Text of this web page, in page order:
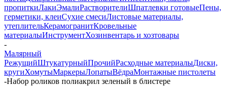
пропиткиЛакиЭмалиРастворителиШпатлевки готовыеПены,
герметики, клеиСухие смесиЛистовые материалы,
утеплительКерамогранитКровельные
материалыИнструментХозинвентарь и хозтовары
-
Малярный
РежущийШтукатурныйПрочийРасходные материалыДиски,
кругиХомутыМаркерыЛопатыВёдраМонтажные пистолеты
-Набор роликов полиакрил зеленый в блистере